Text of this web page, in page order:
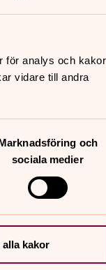
för analys och kakor
vidare till andra
och
sociala medier
alla kakor